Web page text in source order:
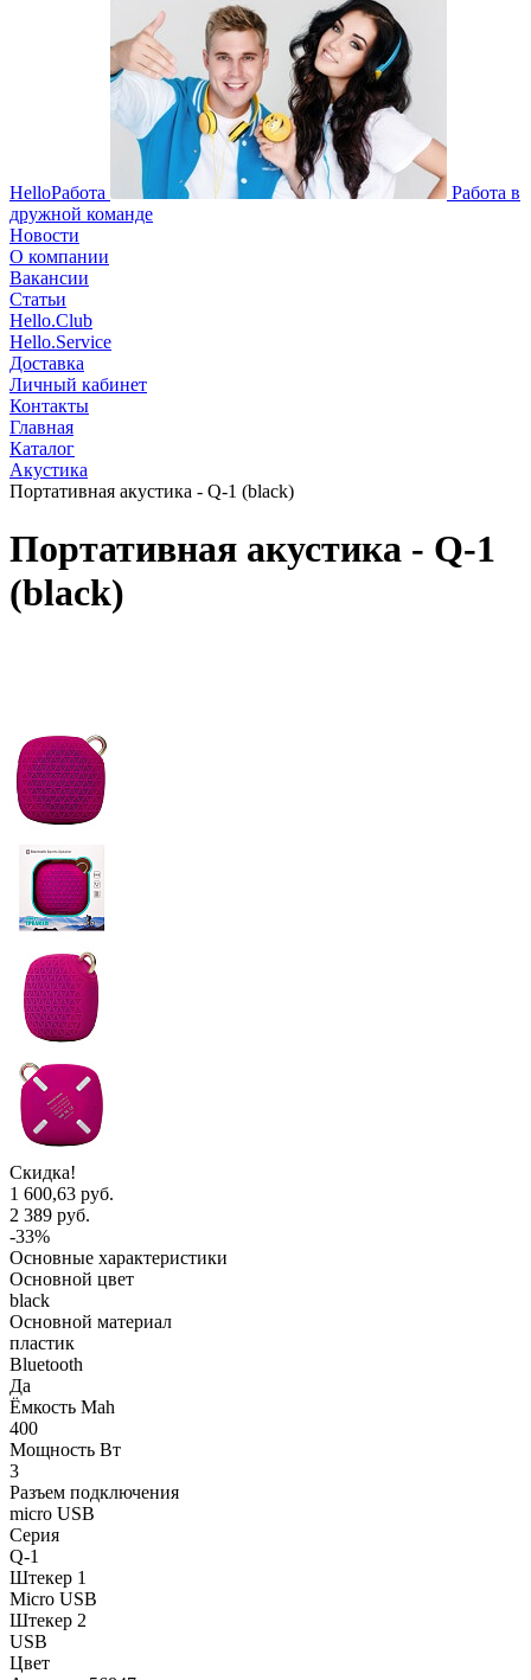
HelloРабота
Работа в
дружной команде
Новости
О компании
Вакансии
Статьи
Hello.Club
Hello.Service
Доставка
Личный кабинет
Контакты
Главная
Каталог
Акустика
Портативная акустика - Q-1 (black)
Портативная акустика - Q-1
(black)
Скидка!
1 600,63 руб.
2 389 руб.
-33%
Основные характеристики
Основной цвет
black
Основной материал
пластик
Bluetooth
Да
Ёмкость Mah
400
Мощность Вт
3
Разъем подключения
micro USB
Серия
Q-1
Штекер 1
Micro USB
Штекер 2
USB
Цвет